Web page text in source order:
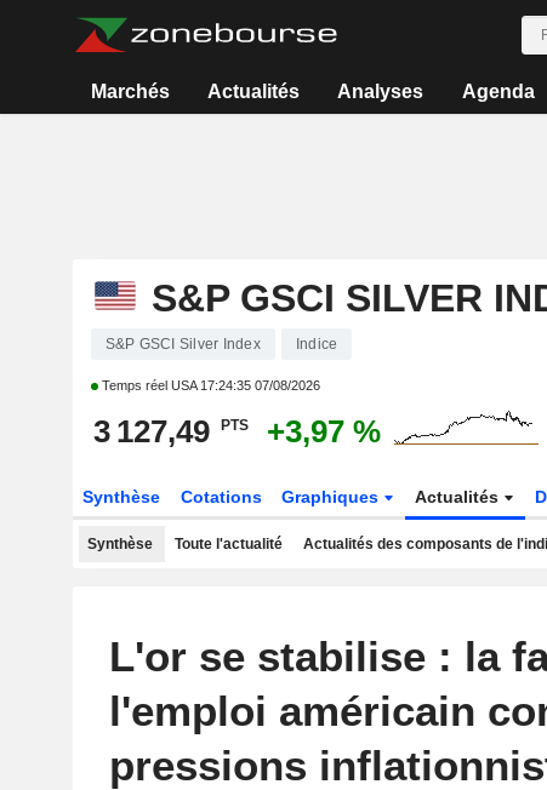
Marchés Actualités Analyses Agenda
S&P GSCI SILVER
S&P GSCI Silver Index Indice
Temps réel USA 17:24:35 07/08/2026
3 127,49 PTS +3,97 %
Synthèse Cotations Graphiques Actualités
Synthèse Toute l'actualité Actualités des composants de
L'or se stabilise : la
l'emploi américain
pressions